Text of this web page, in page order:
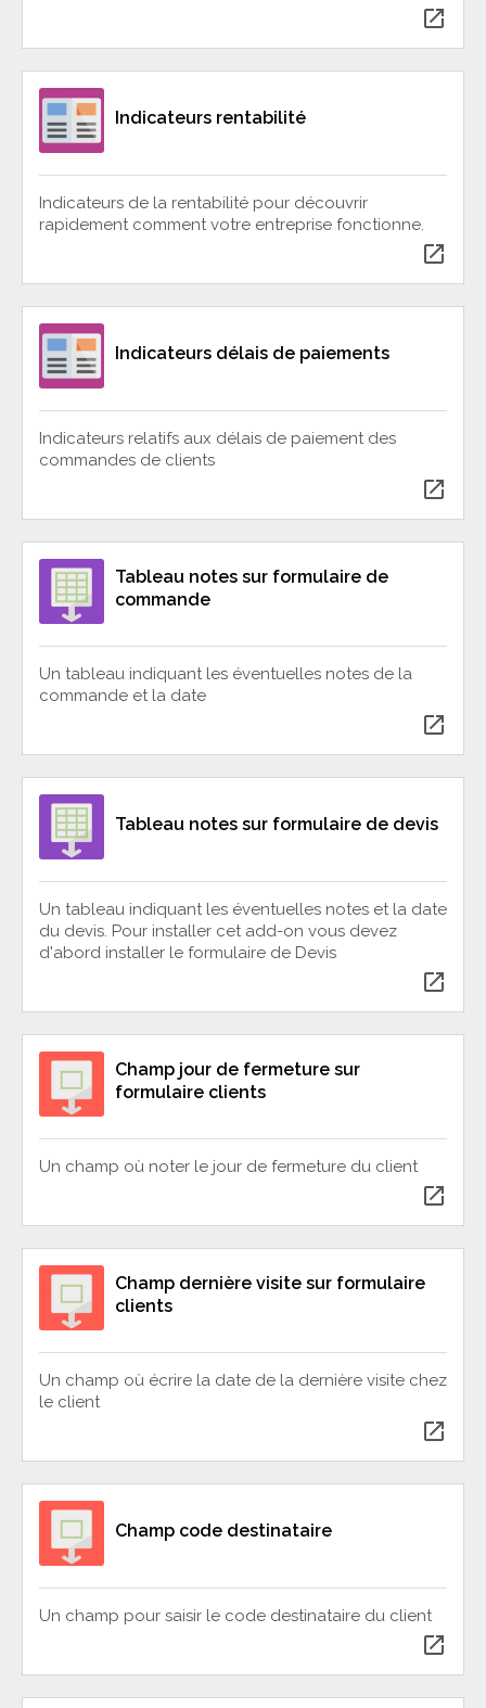
open_in_new
Indicateurs rentabilité
Indicateurs de la rentabilité pour découvrir
rapidement comment votre entreprise fonctionne.
open_in_new
Indicateurs délais de paiements
Indicateurs relatifs aux délais de paiement des
commandes de clients
open_in_new
Tableau notes sur formulaire de
commande
Un tableau indiquant les éventuelles notes de la
commande et la date
open_in_new
Tableau notes sur formulaire de devis
Un tableau indiquant les éventuelles notes et la date
du devis. Pour installer cet add-on vous devez
d'abord installer le formulaire de Devis
open_in_new
Champ jour de fermeture sur
formulaire clients
Un champ où noter le jour de fermeture du client
open_in_new
Champ dernière visite sur formulaire
clients
Un champ où écrire la date de la dernière visite chez
le client
open_in_new
Champ code destinataire
Un champ pour saisir le code destinataire du client
open_in_new